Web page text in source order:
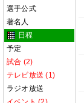
選手公式
著名人
日程
予定
試合 (2)
テレビ放送 (1)
ラジオ放送